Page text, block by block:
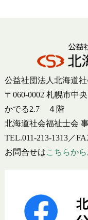
公益社団法人北海道
〒060-0002 札幌市中
かでる2.7 ４階
北海道社会福祉士会
TEL.011-213-1313／
お問合せはこちらから